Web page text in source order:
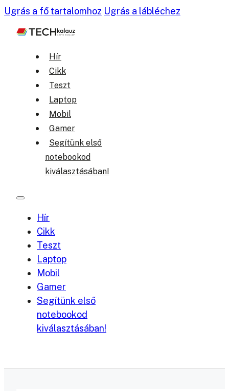
Ugrás a fő tartalomhoz Ugrás a lábléchez
Hír
Cikk
Teszt
Laptop
Mobil
Gamer
Segítünk első
notebookod
kiválasztásában!
Hír
Cikk
Teszt
Laptop
Mobil
Gamer
Segítünk első
notebookod
kiválasztásában!